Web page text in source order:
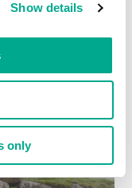
Show details
only